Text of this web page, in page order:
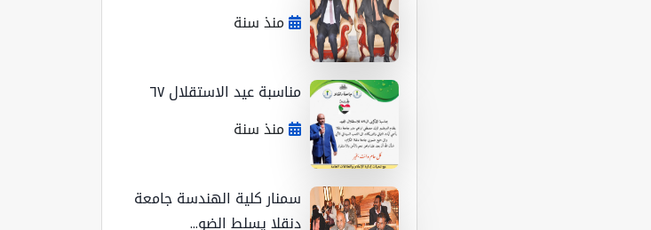
منذ سنة
مناسبة عيد الاستقلال ٦٧
منذ سنة
سمنار كلية الهندسة جامعة
دنقلا يسلط الضو...